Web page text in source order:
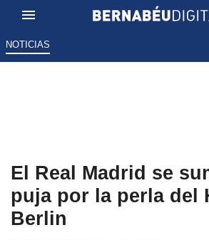
NOTICIAS
El Real Madrid se
puja por la perla del
Berlin